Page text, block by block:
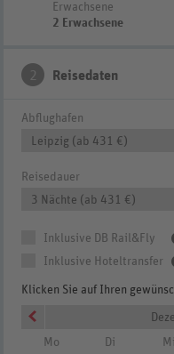
Erwachsene
2 Erwachsene
2 Reisedaten
Abflughafen
Leipzig (ab 431 €)
Reisedauer
3 Nächte (ab 431 €)
Inklusive DB Rail&Fly
Inklusive Hoteltransfer
Klicken Sie auf Ihren
Mo
Di Mi